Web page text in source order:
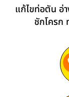
แก้ไขท่อตัน อ่
ชักโครก